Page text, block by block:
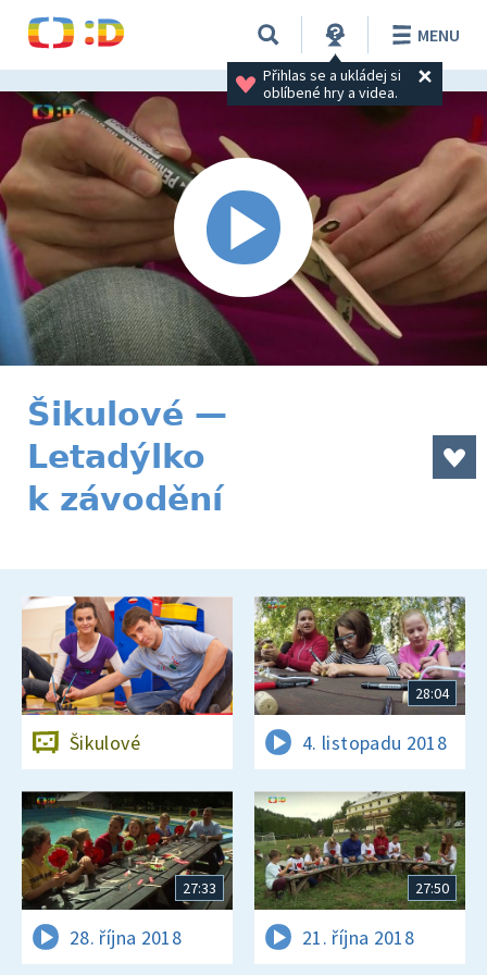
Přihlas se a ukládej si
oblíbené hry a videa.
MENU
Šikulové —
Letadýlko
k závodění
Šikulové
28:04
4. listopadu 2018
27:33
28. října 2018
27:50
21. října 2018